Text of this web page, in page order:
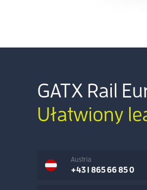
GATX Rail
Ułatwiony
Austria
+43 1 865 66 85 0